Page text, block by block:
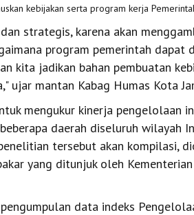
kebijakan serta program kerja
strategis, karena akan
program pemerintah
kita jadikan bahan pembuatan
ujar mantan Kabag Humas Kota
mengukur kinerja pengelolaan
daerah diseluruh wilayah
tersebut akan kompilasi,
yang ditunjuk oleh
data indeks